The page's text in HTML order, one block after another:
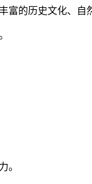
的历史文化、自
。